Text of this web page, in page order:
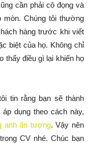
cần phải cô đọng và
Chúng tôi thường
hàng trước khi viết
biệt của họ. Không chỉ
thấy điều gì lại khiến họ
tin rằng bạn sẽ thành
dụng theo cách này,
anh ấn tượng. Vậy nên
CV nhé. Chúc bạn